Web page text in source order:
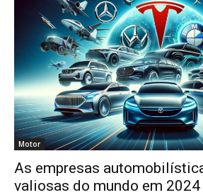
Motor
As empresas
valiosas do mundo em 2024